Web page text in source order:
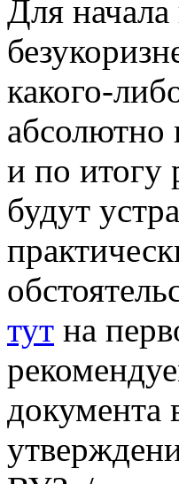
Для начала
какого-
абсолютно
и по итогу
будут
тут на
документа